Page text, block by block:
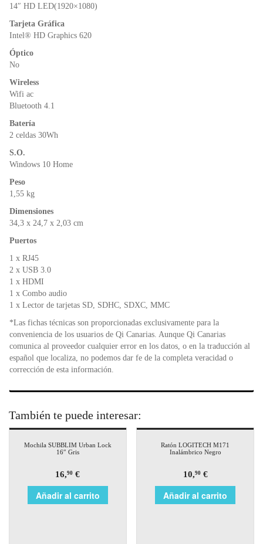
14″ HD LED(1920×1080)
Tarjeta Gráfica
Intel® HD Graphics 620
Óptico
No
Wireless
Wifi ac
Bluetooth 4.1
Batería
2 celdas 30Wh
S.O.
Windows 10 Home
Peso
1,55 kg
Dimensiones
34,3 x 24,7 x 2,03 cm
Puertos
1 x RJ45
2 x USB 3.0
1 x HDMI
1 x Combo audio
1 x Lector de tarjetas SD, SDHC, SDXC, MMC
*Las fichas técnicas son proporcionadas exclusivamente para la
conveniencia de los usuarios de Qi Canarias. Aunque Qi Canarias
comunica al proveedor cualquier error en los datos, o en la traducción al
español que localiza, no podemos dar fe de la completa veracidad o
corrección de esta información.
También te puede interesar:
Mochila SUBBLIM Urban Lock
16″ Gris
16,90 €
Añadir al carrito
Ratón LOGITECH M171
Inalámbrico Negro
10,90€
Añadir al carrito